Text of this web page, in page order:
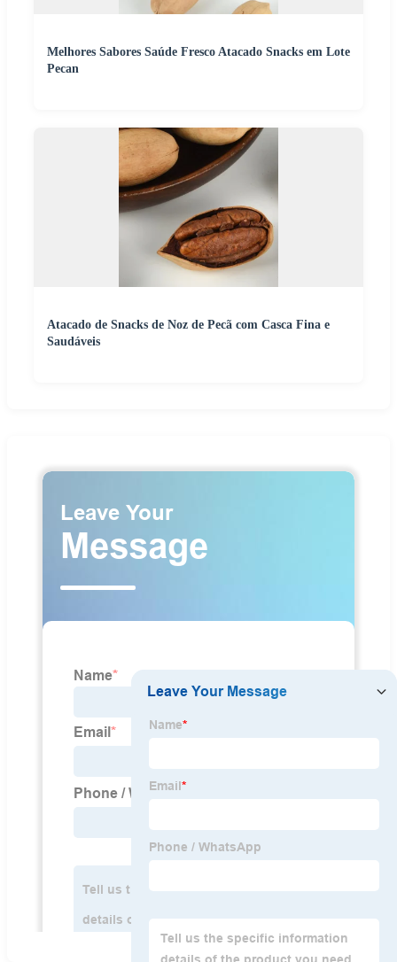
Melhores Sabores Saúde Fresco Atacado Snacks em Lote
Pecan
Atacado de Snacks de Noz de Pecã com Casca Fina e
Saudáveis